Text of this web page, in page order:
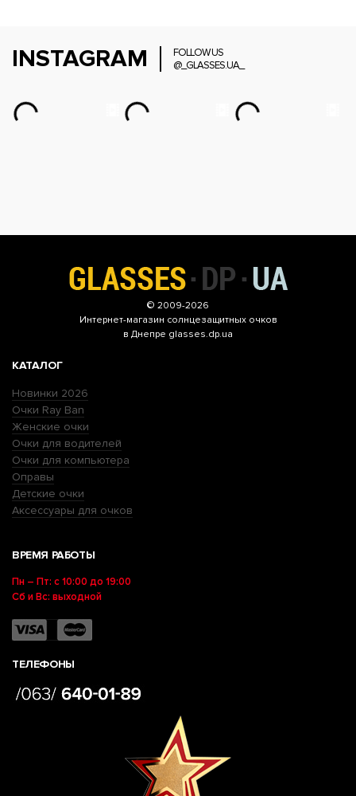
INSTAGRAM
FOLLOW US
@_GLASSES.UA_
© 2009-2026
Интернет-магазин солнцезащитных очков
в Днепре glasses.dp.ua
КАТАЛОГ
Новинки 2026
Очки Ray Ban
Женские очки
Очки для водителей
Очки для компьютера
Оправы
Детские очки
Аксессуары для очков
ВРЕМЯ РАБОТЫ
Пн – Пт: с 10:00 до 19:00
Сб и Вс: выходной
ТЕЛЕФОНЫ